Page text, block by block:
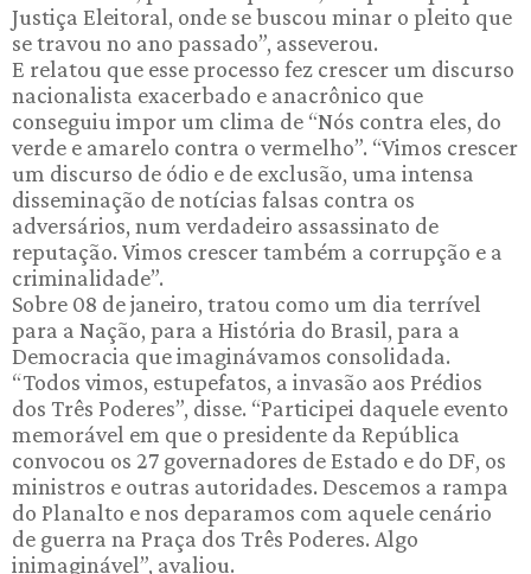
Justiça Eleitoral, onde se buscou minar o pleito que
se travou no ano passado”, asseverou.
E relatou que esse processo fez crescer um discurso
nacionalista exacerbado e anacrônico que
conseguiu impor um clima de “Nós contra eles, do
verde e amarelo contra o vermelho”. “Vimos crescer
um discurso de ódio e de exclusão, uma intensa
disseminação de notícias falsas contra os
adversários, num verdadeiro assassinato de
reputação. Vimos crescer também a corrupção e a
criminalidade”.
Sobre 08 de janeiro, tratou como um dia terrível
para a Nação, para a História do Brasil, para a
Democracia que imaginávamos consolidada.
“Todos vimos, estupefatos, a invasão aos Prédios
dos Três Poderes”, disse. “Participei daquele evento
memorável em que o presidente da República
convocou os 27 governadores de Estado e do DF, os
ministros e outras autoridades. Descemos a rampa
do Planalto e nos deparamos com aquele cenário
de guerra na Praça dos Três Poderes. Algo
inimaginável”, avaliou.